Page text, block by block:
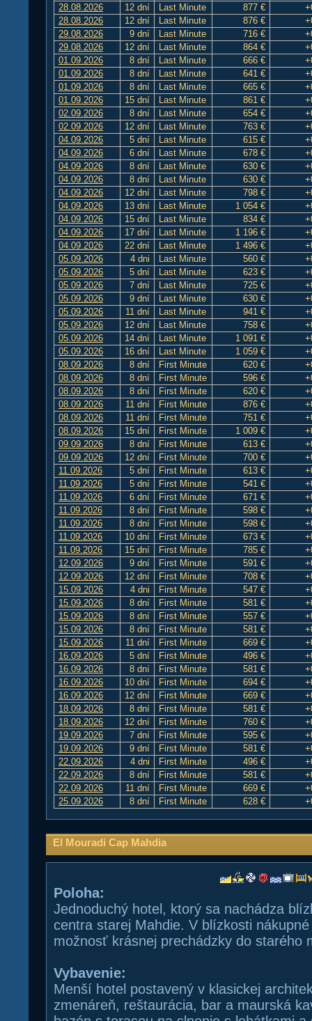
28.08.2026
12 dní Last Minute 877 €
28.08.2026
12 dní Last Minute 876 €
29.08.2026
9 dní Last Minute 716 €
29.08.2026
12 dní Last Minute 864 €
01.09.2026
8 dní Last Minute 666 €
01.09.2026
8 dní Last Minute 641 €
01.09.2026
8 dní Last Minute 665 €
01.09.2026
15 dní Last Minute 861 €
02.09.2026
8 dní Last Minute 654 €
02.09.2026
12 dní Last Minute 763 €
04.09.2026
5 dní Last Minute 615 €
04.09.2026
6 dní Last Minute 678 €
04.09.2026
8 dní Last Minute 630 €
04.09.2026
8 dní Last Minute 630 €
04.09.2026
12 dní Last Minute 798 €
04.09.2026
13 dní Last Minute 1 054 €
04.09.2026
15 dní Last Minute 834 €
04.09.2026
17 dní Last Minute 1 196 €
04.09.2026
22 dní Last Minute 1 496 €
05.09.2026
4 dni Last Minute 560 €
05.09.2026
5 dní Last Minute 623 €
05.09.2026
7 dní Last Minute 725 €
05.09.2026
9 dní Last Minute 630 €
05.09.2026
11 dní Last Minute 941 €
05.09.2026
12 dní Last Minute 758 €
05.09.2026
14 dní Last Minute 1 091 €
05.09.2026
16 dní Last Minute 1 059 €
08.09.2026
8 dní First Minute 620 €
08.09.2026
8 dní First Minute 596 €
08.09.2026
8 dní First Minute 620 €
08.09.2026
11 dní First Minute 876 €
08.09.2026
11 dní First Minute 751 €
08.09.2026
15 dní First Minute 1 009 €
09.09.2026
8 dní First Minute 613 €
09.09.2026
12 dní First Minute 700 €
11.09.2026
5 dní First Minute 613 €
11.09.2026
5 dní First Minute 541 €
11.09.2026
6 dní First Minute 671 €
11.09.2026
8 dní First Minute 598 €
11.09.2026
8 dní First Minute 598 €
11.09.2026
10 dní First Minute 673 €
11.09.2026
15 dní First Minute 785 €
12.09.2026
9 dní First Minute 591 €
12.09.2026
12 dní First Minute 708 €
15.09.2026
4 dni First Minute 547 €
15.09.2026
8 dní First Minute 581 €
15.09.2026
8 dní First Minute 557 €
15.09.2026
8 dní First Minute 581 €
15.09.2026
11 dní First Minute 669 €
16.09.2026
5 dní First Minute 496 €
16.09.2026
8 dní First Minute 581 €
16.09.2026
10 dní First Minute 694 €
16.09.2026
12 dní First Minute 669 €
18.09.2026
8 dní First Minute 581 €
18.09.2026
12 dní First Minute 760 €
19.09.2026
7 dní First Minute 595 €
19.09.2026
9 dní First Minute 581 €
22.09.2026
4 dni First Minute 496 €
22.09.2026
8 dní First Minute 581 €
22.09.2026
11 dní First Minute 669 €
25.09.2026
8 dní First Minute 628 €
El Mouradi Cap Mahdia
Poloha:
Jednoduchý hotel, ktorý sa nachádza
centra starej Mahdie. V blízkosti
možnosť krásnej prechádzky do starého
Vybavenie:
Menší hotel postavený v klasickej
zmenáreň, reštaurácia, bar a maurská